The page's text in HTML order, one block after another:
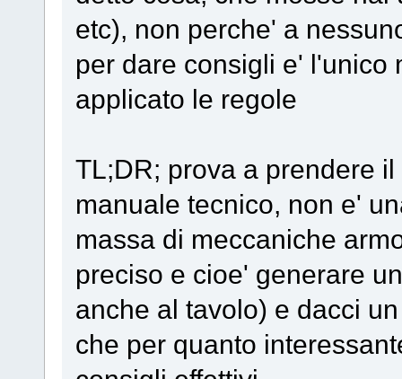
etc), non perche' a
per dare consigli e' l'unico
applicato le regole
TL;DR; prova a prendere
manuale tecnico, non e'
massa di meccaniche
preciso e cioe' generare
anche al tavolo) e dacci
che per quanto